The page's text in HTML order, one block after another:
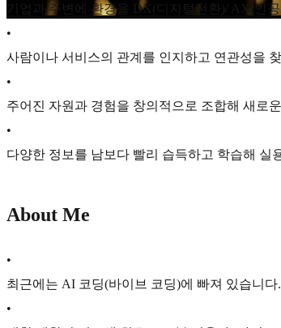
기업과 주변에 환경을 DX(디지털전환)/ AX(인공
•
사람이나 서비스의 관계를 인지하고 연관성을
•
주어진 자원과 경험을 창의적으로 조합해 새로
•
다양한 정보를 남보다 빨리 습득하고 학습해 실
About Me
•
최근에는 AI 코딩(바이브 코딩)에 빠져 있습니다.
•